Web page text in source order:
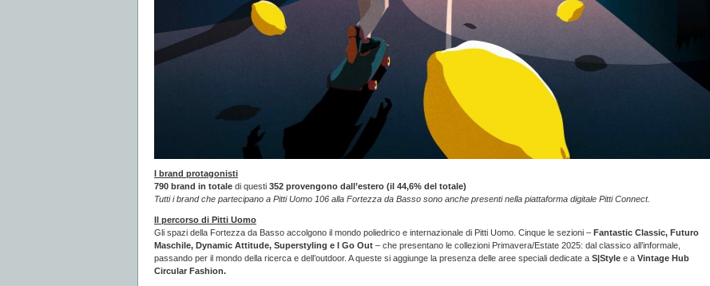
I brand protagonisti
790 brand in totale di questi 352 provengono dall’estero (il 44,6% del totale)
Tutti i brand che partecipano a Pitti Uomo 106 alla Fortezza da Basso sono anche presenti nella piattaforma digitale Pitti Connect.
Il percorso di Pitti Uomo
Gli spazi della Fortezza da Basso accolgono il mondo poliedrico e internazionale di Pitti Uomo. Cinque le sezioni – Fantastic Classic, Futuro
Maschile, Dynamic Attitude, Superstyling e I Go Out – che presentano le collezioni Primavera/Estate 2025: dal classico all’informale,
passando per il mondo della ricerca e dell’outdoor. A queste si aggiunge la presenza delle aree speciali dedicate a S|Style e a Vintage Hub
Circular Fashion.